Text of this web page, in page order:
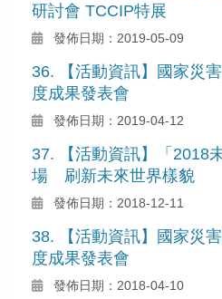
研討會 TCCIP特展
發佈日期：2019-05-09
36. 【活動資訊】國家災
度成果發表會
發佈日期：2019-04-12
37. 【活動資訊】「2018
場 刷新未來世界樣貌
發佈日期：2018-12-11
38. 【活動資訊】國家災
度成果發表會
發佈日期：2018-04-10